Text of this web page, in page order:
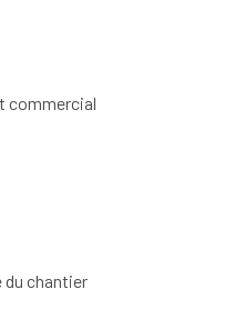
commercial
du chantier